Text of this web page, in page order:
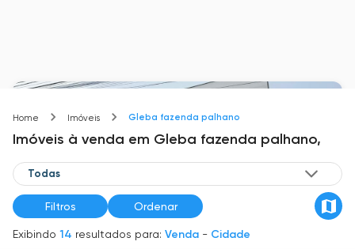
Home Imóveis Gleba fazenda palhano
Imóveis à venda em Gleba fazenda palhano,
Filtros Ordenar
Exibindo 14 resultados para: Venda - Cidade